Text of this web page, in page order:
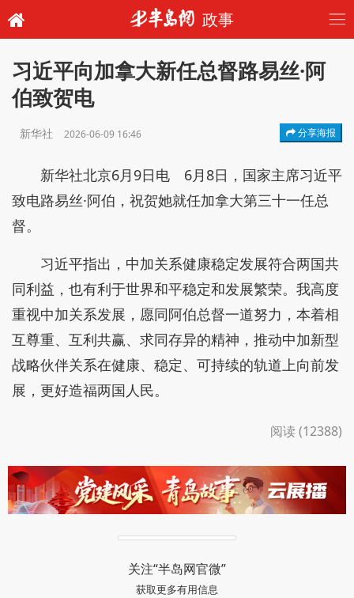
政事
习近平向加拿大新任总督路易丝·阿
伯致贺电
新华社 2026-06-09 16:46 分享海报
新华社北京6月9日电 6月8日，国家主席习近平
致电路易丝·阿伯，祝贺她就任加拿大第三十一任总
督。
习近平指出，中加关系健康稳定发展符合两国共
同利益，也有利于世界和平稳定和发展繁荣。我高度
重视中加关系发展，愿同阿伯总督一道努力，本着相
互尊重、互利共赢、求同存异的精神，推动中加新型
战略伙伴关系在健康、稳定、可持续的轨道上向前发
展，更好造福两国人民。
阅读 (12388)
关注“半岛网官微”
获取更多有用信息